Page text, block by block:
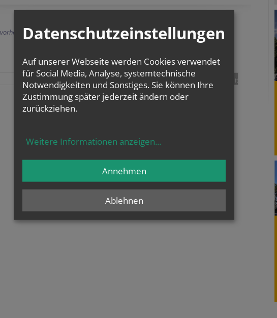
vorherige
teilen pin it
Datenschutzeinstellungen
Auf unserer Webseite werden Cookies verwendet
für Social Media, Analyse, systemtechnische
Notwendigkeiten und Sonstiges. Sie können Ihre
Zustimmung später jederzeit ändern oder
zurückziehen.
Weitere Informationen anzeigen...
Ablehnen
Annehmen